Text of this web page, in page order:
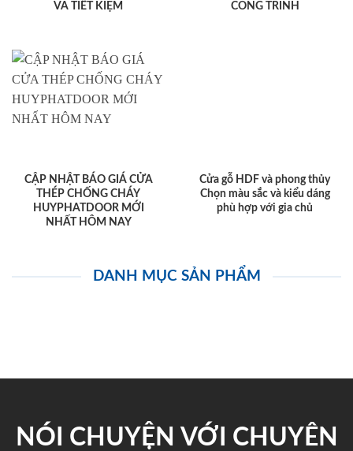
VÀ TIẾT KIỆM
CÔNG TRÌNH
CẬP NHẬT BÁO GIÁ CỬA
THÉP CHỐNG CHÁY
HUYPHATDOOR MỚI
NHẤT HÔM NAY
Cửa gỗ HDF và phong thủy
Chọn màu sắc và kiểu dáng
phù hợp với gia chủ
DANH MỤC SẢN PHẨM
NÓI CHUYỆN VỚI CHUYÊN